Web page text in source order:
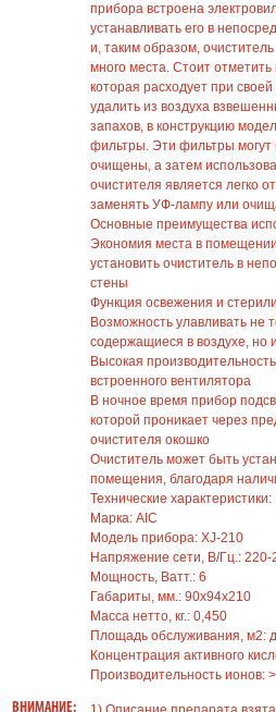
прибора встроена
устанавливать его в
и, таким образом,
много места. Стоит
которая расходует при
удалить из воздуха
запахов, в конструкцию
фильтры. Эти фильтры могут
очищены, а затем
очистителя является легко
заменять УФ-лампу или
Основные преимущества
Экономия места в
установить очиститель в
стены
Функция освежения и
Возможность улавливать не
содержащиеся в воздухе, но
Высокая
встроенного вентилятора
В ночное время прибор
которой проникает через
очистителя окошко
Очиститель может быть
помещения, благодаря
Технические характеристики:
Марка: AIC
Модель прибора: XJ-210
Напряжение сети, В/Гц.: 220-
Мощность, Ватт.: 6
Габариты, мм.: 90х94х210
Масса нетто, кг.: 0,450
Площадь обслуживания, м2:
Концентрация активного
Производительность ионов:
ВНИМАНИЕ: